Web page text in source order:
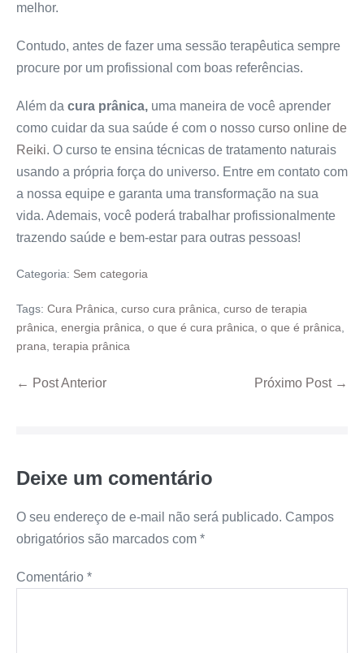
melhor.
Contudo, antes de fazer uma sessão terapêutica sempre
procure por um profissional com boas referências.
Além da cura prânica, uma maneira de você aprender
como cuidar da sua saúde é com o nosso curso online de
Reiki. O curso te ensina técnicas de tratamento naturais
usando a própria força do universo. Entre em contato com
a nossa equipe e garanta uma transformação na sua
vida. Ademais, você poderá trabalhar profissionalmente
trazendo saúde e bem-estar para outras pessoas!
Categoria: Sem categoria
Tags: Cura Prânica curso cura prânica curso de terapia
prânica energia prânica o que é cura prânica o que é prânica
prana terapia prânica
← Post Anterior Próximo Post →
Deixe um comentário
O seu endereço de e-mail não será publicado. Campos
obrigatórios são marcados com *
Comentário *